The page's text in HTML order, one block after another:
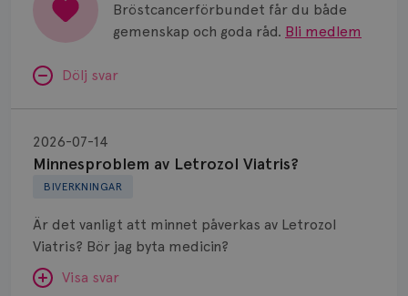
Bröstcancerförbundet får du både
gemenskap och goda råd. Bli medlem
Dölj svar
BIVERKNINGAR
Minnesproblem av Letrozol Viatris?
2026-07-14
Är det vanligt att minnet påverkas av Letrozol
Viatris? Bör jag byta medicin?
Visa svar
Letrozol
Viatris?